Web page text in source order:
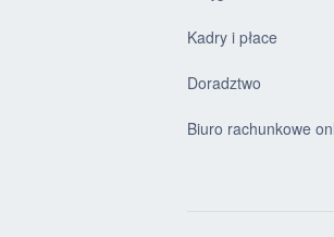
Kadry i płace
Doradztwo
Biuro rachunkowe